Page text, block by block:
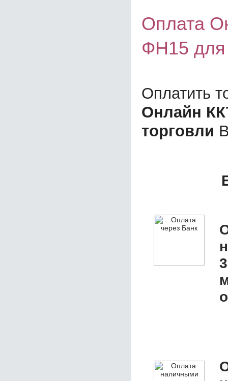
Оплата
ФН15 для
Оплатить
Онлайн
торговли